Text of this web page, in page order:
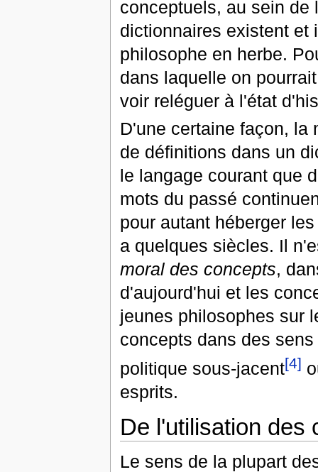
conceptuels, au sein de
dictionnaires existent et
philosophe en herbe.
dans laquelle on
voir reléguer à l'état
D'une certaine façon, la
de définitions dans un
le langage courant que
mots du passé
pour autant héberger
a quelques siècles. Il
moral des concepts,
d'aujourd'hui et les
jeunes philosophes sur
concepts dans des
politique sous-jacent[4]
esprits.
De l'utilisation des
Le sens de la plupart